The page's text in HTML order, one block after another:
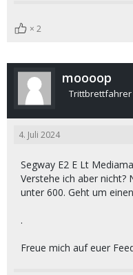
2
moooop
Trittbrettfahrer
4. Juli 2024
Segway E2 E Lt
Verstehe ich aber nicht?
unter 600. Geht um
.
Freue mich auf euer